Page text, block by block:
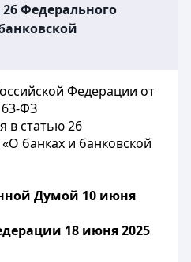
Федерального
Федерации от
ФЗ
в статью 26
банках и банковской
Думой 10 июня
18 июня 2025